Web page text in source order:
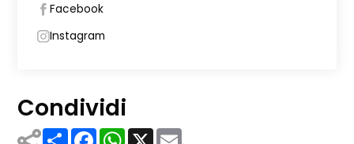
Facebook
Instagram
Condividi
ShareFacebook
WhatsApp
X